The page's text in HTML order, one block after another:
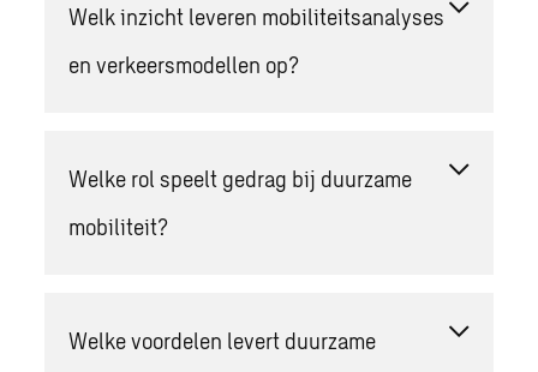
Welk inzicht leveren mobiliteitsanalyses
en verkeersmodellen op?
Welke rol speelt gedrag bij duurzame
mobiliteit?
Welke voordelen levert duurzame